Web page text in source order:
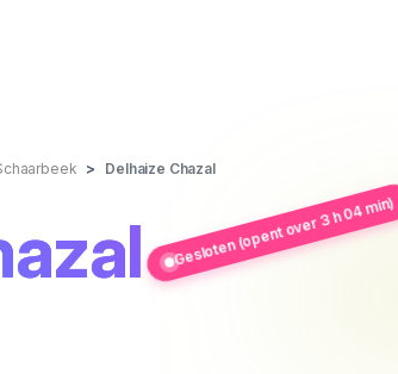
Delhaize Chazal
Gesloten (opent over 3 h 04 min)